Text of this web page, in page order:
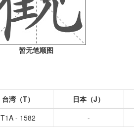
暂无笔顺图
台湾（T）
日本（J）
T1A - 1582 -